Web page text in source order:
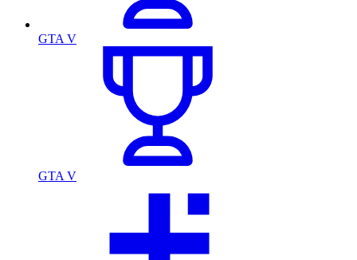
GTA V
GTA V